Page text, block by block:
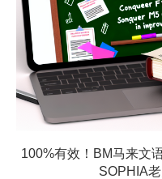
100%有效！BM马来文
SOPHIA